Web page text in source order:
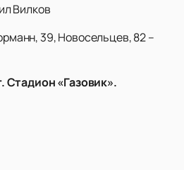
Вилков
39, Новосельцев, 82 –
Стадион «Газовик».